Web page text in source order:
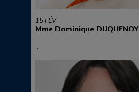
15 FÉV
Mme Dominique DUQUENOY
..